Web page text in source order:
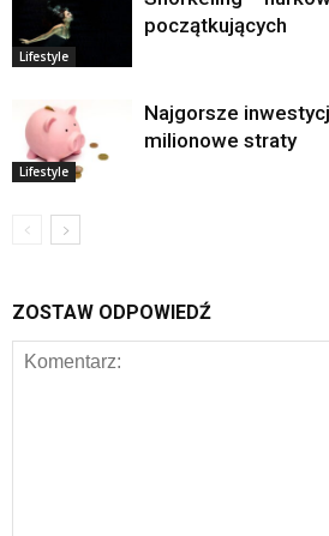
Lifestyle
początkujących
Lifestyle
Najgorsze
milionowe straty
ZOSTAW ODPOWIEDŹ